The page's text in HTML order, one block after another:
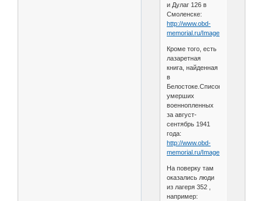
и Дулаг 126 в
Смоленске:
http://www.obd-
memorial.ru/Image2....7d4dfca
Кроме того, есть
лазаретная
книга, найденная
в
Белостоке.Список
умерших
военнопленных
за август-
сентябрь 1941
года:
http://www.obd-
memorial.ru/Image2....262e39c
На поверку там
оказались люди
из лагеря 352 ,
например: